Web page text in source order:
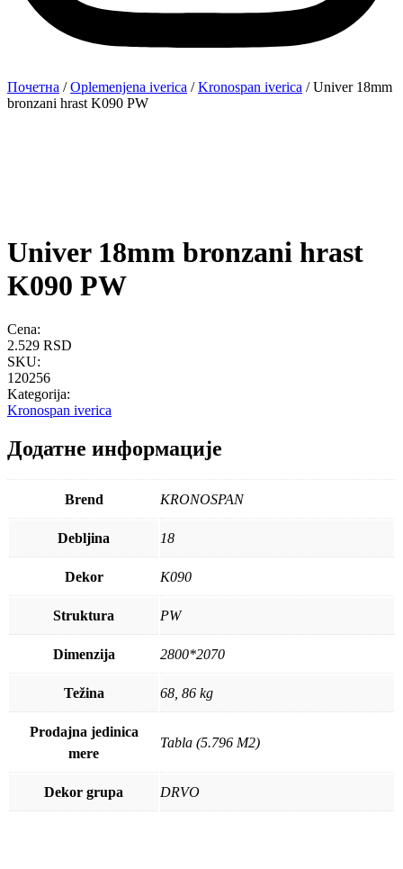
Почетна /Oplemenjena iverica /Kronospan iverica / Univer 18mm
bronzani hrast K090 PW
Univer 18mm bronzani hrast
K090 PW
Cena:
2.529 RSD
SKU:
120256
Kategorija:
Kronospan iverica
Додатне информације
Brend KRONOSPAN
Debljina 18
Dekor K090
Struktura PW
Dimenzija 2800*2070
Težina 68, 86 kg
Prodajna jedinica
mere
Tabla (5.796 M2)
Dekor grupa DRVO